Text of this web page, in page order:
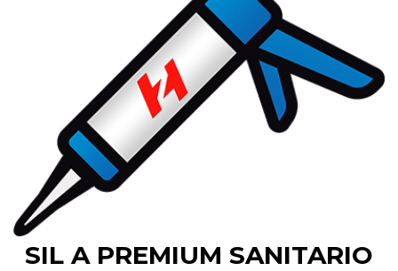
SIL A PREMIUM SANITARIO